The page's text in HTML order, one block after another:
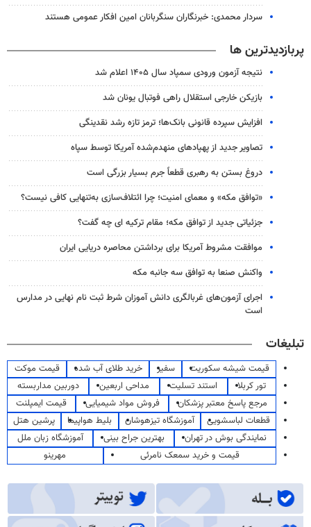
سردار محمدی: خبرنگاران سنگربانان امین افکار عمومی هستند
پربازدیدترین ها
نتیجه آزمون ورودی سمپاد سال ۱۴۰۵ اعلام شد
بازیکن خارجی استقلال راهی فوتبال یونان شد
افزایش سپرده قانونی بانک‌ها؛ ترمز تازه رشد نقدینگی
تصاویر جدید از پهپادهای منهدم‌شده آمریکا توسط سپاه
دروغ بستن به رهبری قطعاً جرم بسیار بزرگی است
«توافق مکه» و معمای امنیت؛ چرا ائتلاف‌سازی به‌تنهایی کافی نیست؟
جزئیاتی جدید از توافق مکه؛ مقام ترکیه ای چه گفت؟
موافقت مشروط آمریکا برای برداشتن محاصره دریایی ایران
واکنش صنعا به توافق سه جانبه مکه
اجرای آزمون‌های غربالگری دانش آموزان شرط ثبت نام نهایی در مدارس
است
تبلیغات
قیمت شیشه سکوریت سفیر خرید طلای آب شده
قیمت موکت
تور کربلا
استند تسلیت مداحی اربعین
دوربین مداربسته
مرجع پاسخ معتبر پزشکان
فروش مواد شیمیایی
قیمت ایمپلنت
قطعات لباسشویی
آموزشگاه تیزهوشان بلیط هواپیما
پرشین هتل
نمایندگی بوش در تهران
بهترین جراح بینی
آموزشگاه زبان ملل
قیمت و خرید سمعک نامرئی
مهرینو